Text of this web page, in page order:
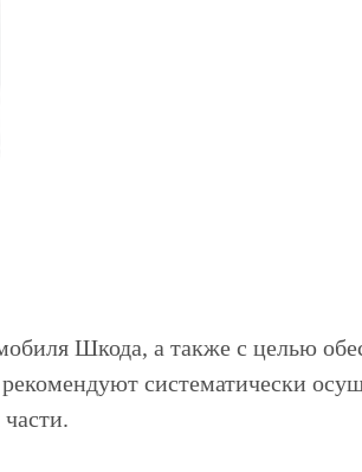
Шкода, а также с целью
систематически